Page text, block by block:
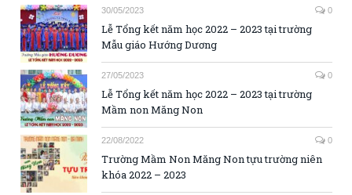
30/05/2023 0
Lễ Tổng kết năm học 2022 – 2023 tại trường
Mẫu giáo Hướng Dương
27/05/2023 0
Lễ Tổng kết năm học 2022 – 2023 tại trường
Mầm non Măng Non
22/08/2022 0
Trường Mầm Non Măng Non tựu trường niên
khóa 2022 – 2023